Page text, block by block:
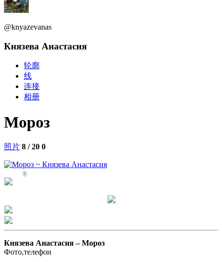
@knyazevanas
Князева Анастасия
轮廓
线
连接
相册
Мороз
照片 8 / 20 0
0
Князева Анастасия –Мороз
Фото,телефон